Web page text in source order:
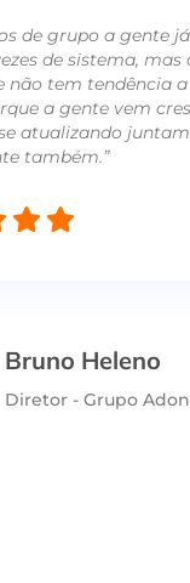
de grupo a gente já
de sistema, mas
não tem tendência a
a gente vem
atualizando
também.”
Bruno Heleno
Diretor - Grupo